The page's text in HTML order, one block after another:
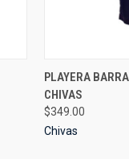
QUICK VIEW
PLAYERA
CHIVAS
$349.00
Chivas